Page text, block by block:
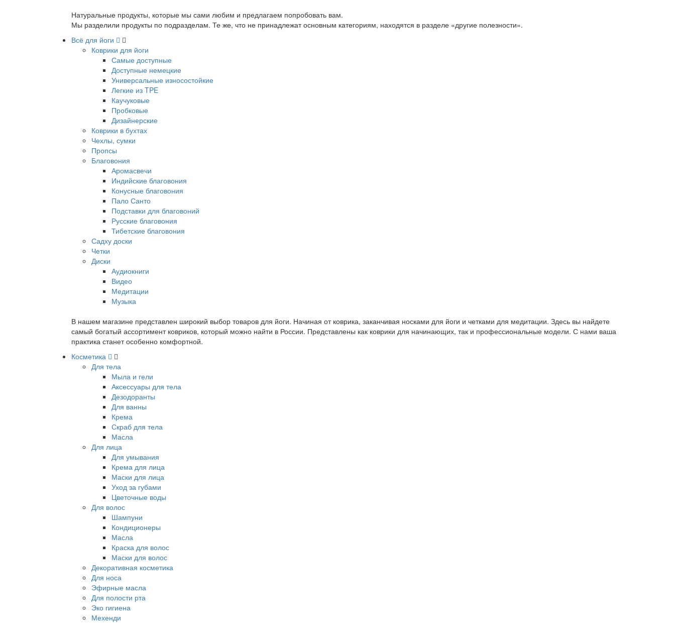
Натуральные продукты, которые мы сами любим и предлагаем попробовать вам.
Мы разделили продукты по подразделам. Те же, что не принадлежат основным категориям, находятся в разделе «другие полезности».
Всё для йоги
Коврики для йоги
Самые доступные
Доступные немецкие
Универсальные износостойкие
Легкие из TPE
Каучуковые
Пробковые
Дизайнерские
Коврики в бухтах
Чехлы, сумки
Пропсы
Благовония
Аромасвечи
Индийские благовония
Конусные благовония
Пало Санто
Подставки для благовоний
Русские благовония
Тибетские благовония
Садху доски
Четки
Диски
Аудиокниги
Видео
Медитации
Музыка
В нашем магазине представлен широкий выбор товаров для йоги. Начиная от коврика, заканчивая носками для йоги и четками для медитации. Здесь вы найдете
самый богатый ассортимент ковриков, который можно найти в России. Представлены как коврики для начинающих, так и профессиональные модели. С нами ваша
практика станет особенно комфортной.
Косметика
Для тела
Мыла и гели
Аксессуары для тела
Дезодоранты
Для ванны
Крема
Скраб для тела
Масла
Для лица
Для умывания
Крема для лица
Маски для лица
Уход за губами
Цветочные воды
Для волос
Шампуни
Кондиционеры
Масла
Краска для волос
Маски для волос
Декоративная косметика
Для носа
Эфирные масла
Для полости рта
Эко гигиена
Мехенди